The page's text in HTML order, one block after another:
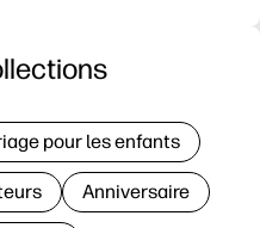
pour les enfants
Anniversaire